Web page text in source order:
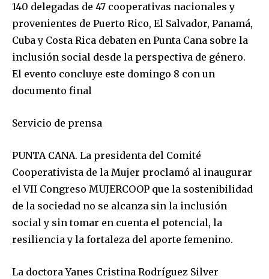
140 delegadas de 47 cooperativas nacionales y
provenientes de Puerto Rico, El Salvador, Panamá,
Cuba y Costa Rica debaten en Punta Cana sobre la
inclusión social desde la perspectiva de género.
El evento concluye este domingo 8 con un
documento final
Servicio de prensa
PUNTA CANA. La presidenta del Comité
Cooperativista de la Mujer proclamó al inaugurar
el VII Congreso MUJERCOOP que la sostenibilidad
de la sociedad no se alcanza sin la inclusión
social y sin tomar en cuenta el potencial, la
resiliencia y la fortaleza del aporte femenino.
La doctora Yanes Cristina Rodríguez Silver